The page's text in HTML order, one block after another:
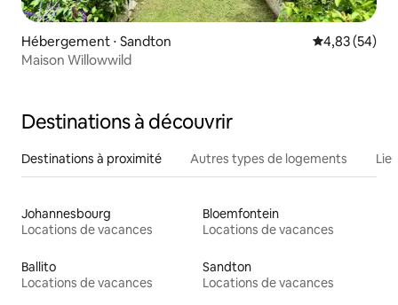
Hébergement ⋅ Sandton Évaluation
4,83 (54)
Maison Willowwild
Destinations à découvrir
Destinations à proximité Autres types de logements
Johannesbourg
Locations de vacances
Bloemfontein
Locations de vacances
Ballito
Locations de vacances
Sandton
Locations de vacances